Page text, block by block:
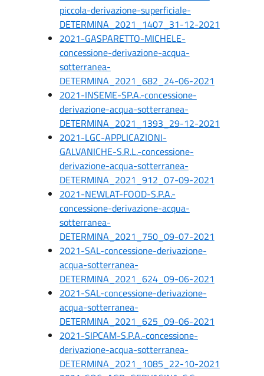
piccola-derivazione-superficiale-
DETERMINA_2021_1407_31-12-2021
2021-GASPARETTO-MICHELE-
concessione-derivazione-acqua-
sotterranea-
DETERMINA_2021_682_24-06-2021
2021-INSEME-SP.A.-concessione-
derivazione-acqua-sotterranea-
DETERMINA_2021_1393_29-12-2021
2021-LGC-APPLICAZIONI-
GALVANICHE-S.R.L.-concessione-
derivazione-acqua-sotterranea-
DETERMINA_2021_912_07-09-2021
2021-NEWLAT-FOOD-S.P.A.-
concessione-derivazione-acqua-
sotterranea-
DETERMINA_2021_750_09-07-2021
2021-SAL-concessione-derivazione-
acqua-sotterranea-
DETERMINA_2021_624_09-06-2021
2021-SAL-concessione-derivazione-
acqua-sotterranea-
DETERMINA_2021_625_09-06-2021
2021-SIPCAM-S.P.A.-concessione-
derivazione-acqua-sotterranea-
DETERMINA_2021_1085_22-10-2021